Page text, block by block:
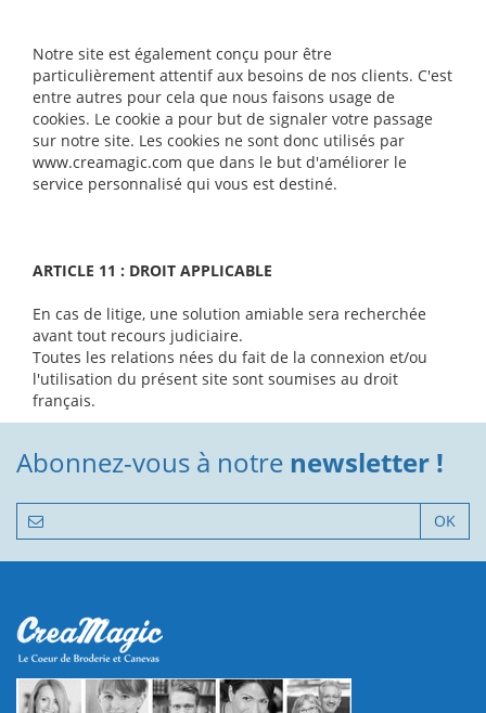
Notre site est également conçu pour être
particulièrement attentif aux besoins de nos clients. C'est
entre autres pour cela que nous faisons usage de
cookies. Le cookie a pour but de signaler votre passage
sur notre site. Les cookies ne sont donc utilisés par
www.creamagic.com que dans le but d'améliorer le
service personnalisé qui vous est destiné.
ARTICLE 11 : DROIT APPLICABLE
En cas de litige, une solution amiable sera recherchée
avant tout recours judiciaire.
Toutes les relations nées du fait de la connexion et/ou
l'utilisation du présent site sont soumises au droit
français.
Abonnez-vous à notre newsletter !
OK